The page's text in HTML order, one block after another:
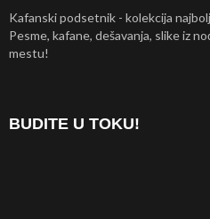
Kafanski podsetnik - kolekcija
Pesme, kafane, dešavanja, slike iz
mestu!
BUDITE U TOKU!